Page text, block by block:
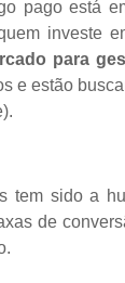
pago está
investe
para
e estão
tem sido a
de